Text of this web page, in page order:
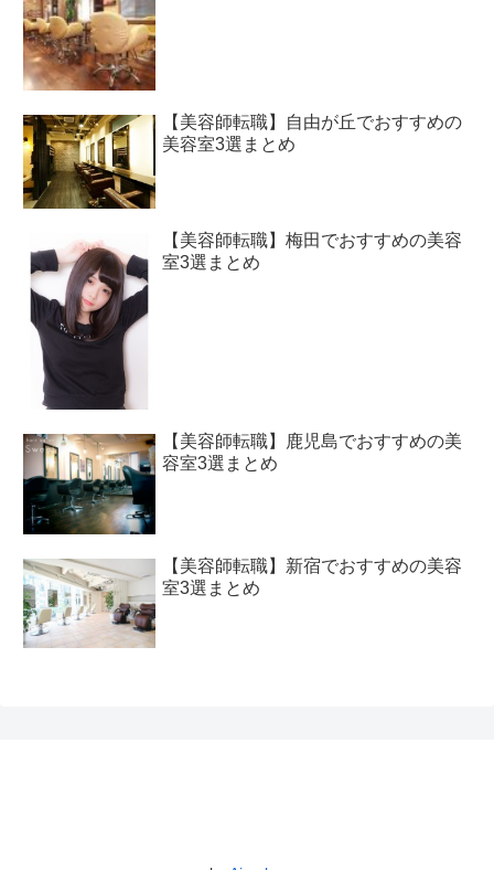
【美容師転職】自由が丘でおすすめの
美容室3選まとめ
【美容師転職】梅田でおすすめの美容
室3選まとめ
【美容師転職】鹿児島でおすすめの美
容室3選まとめ
【美容師転職】新宿でおすすめの美容
室3選まとめ